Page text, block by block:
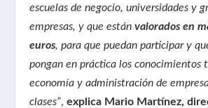
escuelas de negocio, universidades y
empresas, y que estánvalorados en
euros, para que puedan participar y
pongan en práctica los conocimientos
economía y administración de
clases”,explica Mario Martínez,